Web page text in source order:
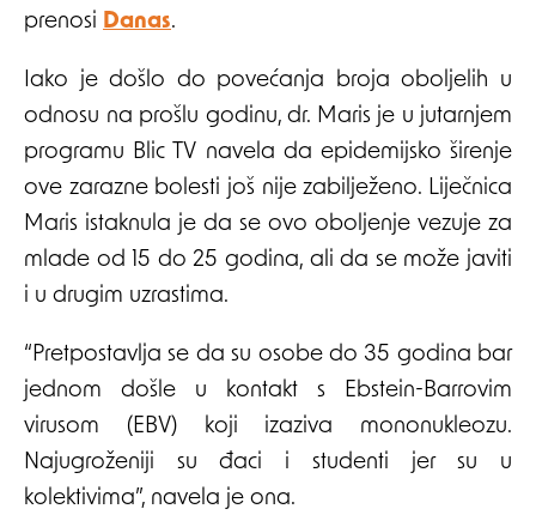
prenosi Danas.
Iako je došlo do povećanja broja oboljelih u
odnosu na prošlu godinu, dr. Maris je u jutarnjem
programu Blic TV navela da epidemijsko širenje
ove zarazne bolesti još nije zabilježeno. Liječnica
Maris istaknula je da se ovo oboljenje vezuje za
mlade od 15 do 25 godina, ali da se može javiti
i u drugim uzrastima.
“Pretpostavlja se da su osobe do 35 godina bar
jednom došle u kontakt s Ebstein-Barrovim
virusom (EBV) koji izaziva mononukleozu.
Najugroženiji su đaci i studenti jer su u
kolektivima”, navela je ona.